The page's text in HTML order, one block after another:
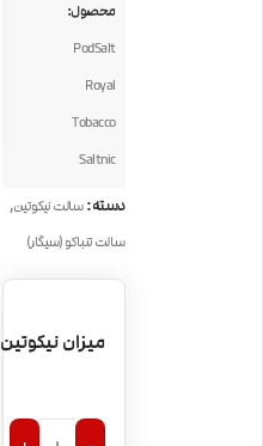
محصول:
PodSalt
Royal
Tobacco
Saltnic
دسته:سالت نیکوتین,
سالت تنباکو (سیگار)
میزان نیکوتین